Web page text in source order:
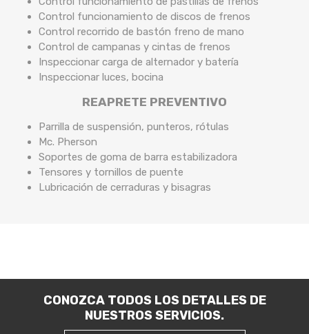
Control funcionamiento de discos de frenos
Control recorrido de bastón freno de mano
Control de campanas y cintas de frenos
Inspeccionar carga de alternador y batería
Inspeccionar luces, bocina
REAPRETE PREVENTIVO
Parrilla de suspensión, punteros, rótulas
Mc. Pherson
Soportes de goma de barra estabilizadora
Tensores y tornillos de puente
Lubricación de cerraduras y bisagras
CONOZCA TODOS LOS DETALLES DE
NUESTROS SERVICIOS.